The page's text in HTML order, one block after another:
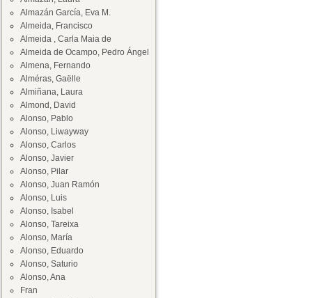
Almazán García, Eva M.
Almeida, Francisco
Almeida , Carla Maia de
Almeida de Ocampo, Pedro Ángel
Almena, Fernando
Alméras, Gaëlle
Almiñana, Laura
Almond, David
Alonso, Pablo
Alonso, Liwayway
Alonso, Carlos
Alonso, Javier
Alonso, Pilar
Alonso, Juan Ramón
Alonso, Luis
Alonso, Isabel
Alonso, Tareixa
Alonso, María
Alonso, Eduardo
Alonso, Saturio
Alonso, Ana
Fran